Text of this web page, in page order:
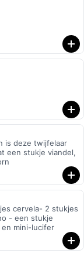
een stukje viandel,
cervela- 2 stukjes
- een stukje
mini-lucifer